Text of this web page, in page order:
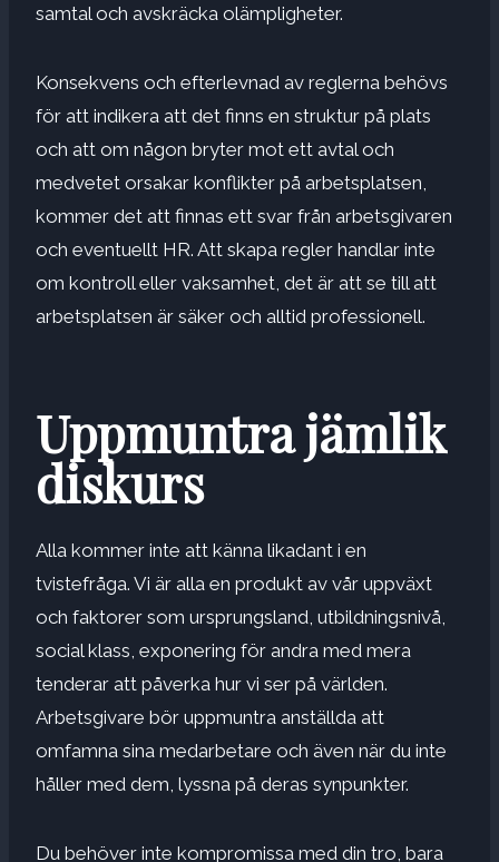
samtal och avskräcka olämpligheter.
Konsekvens och efterlevnad av reglerna behövs
för att indikera att det finns en struktur på plats
och att om någon bryter mot ett avtal och
medvetet orsakar konflikter på arbetsplatsen,
kommer det att finnas ett svar från arbetsgivaren
och eventuellt HR. Att skapa regler handlar inte
om kontroll eller vaksamhet, det är att se till att
arbetsplatsen är säker och alltid professionell.
Uppmuntra jämlik
diskurs
Alla kommer inte att känna likadant i en
tvistefråga. Vi är alla en produkt av vår uppväxt
och faktorer som ursprungsland, utbildningsnivå,
social klass, exponering för andra med mera
tenderar att påverka hur vi ser på världen.
Arbetsgivare bör uppmuntra anställda att
omfamna sina medarbetare och även när du inte
håller med dem, lyssna på deras synpunkter.
Du behöver inte kompromissa med din tro, bara